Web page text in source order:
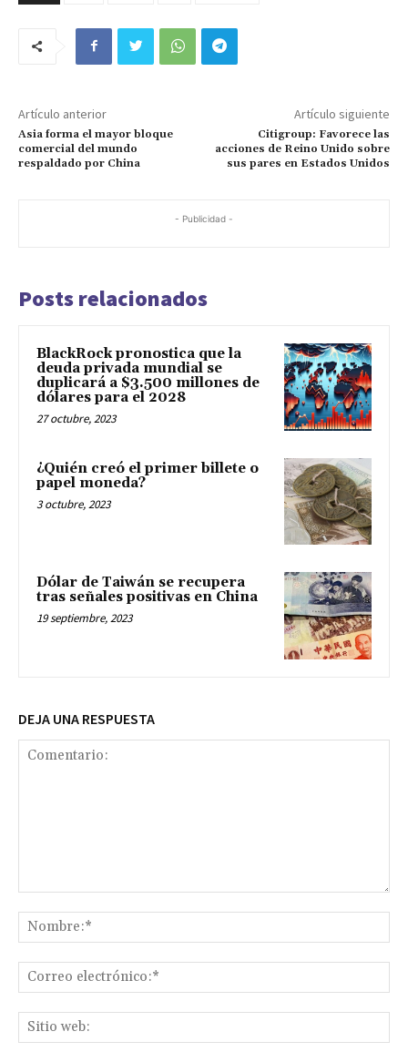
Artículo anterior
Asia forma el mayor bloque
comercial del mundo
respaldado por China
Artículo siguiente
Citigroup: Favorece las
acciones de Reino Unido sobre
sus pares en Estados Unidos
- Publicidad -
Posts relacionados
BlackRock pronostica que la
deuda privada mundial se
duplicará a $3.500 millones de
dólares para el 2028
27 octubre, 2023
¿Quién creó el primer billete o
papel moneda?
3 octubre, 2023
Dólar de Taiwán se recupera
tras señales positivas en China
19 septiembre, 2023
DEJA UNA RESPUESTA